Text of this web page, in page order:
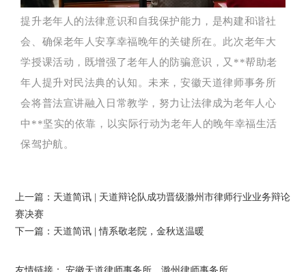
提升老年人的法律意识和自我保护能力，是构建和谐社
会、确保老年人安享幸福晚年的关键所在。此次老年大
学授课活动，既增强了老年人的防骗意识，又**帮助老
年人提升对民法典的认知。未来，安徽天道律师事务所
会将普法宣讲融入日常教学，努力让法律成为老年人心
中**坚实的依靠，以实际行动为老年人的晚年幸福生活
保驾护航。
上一篇： 天道简讯 | 天道辩论队成功晋级滁州市律师行业业务辩论
赛决赛
下一篇： 天道简讯 | 情系敬老院，金秋送温暖